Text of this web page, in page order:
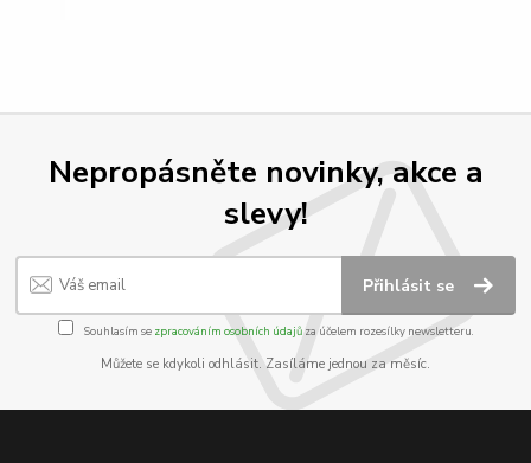
Nepropásněte novinky, akce a
slevy!
Přihlásit se
Souhlasím se zpracováním osobních údajůza účelem rozesílky newsletteru.
Můžete se kdykoli odhlásit. Zasíláme jednou za měsíc.